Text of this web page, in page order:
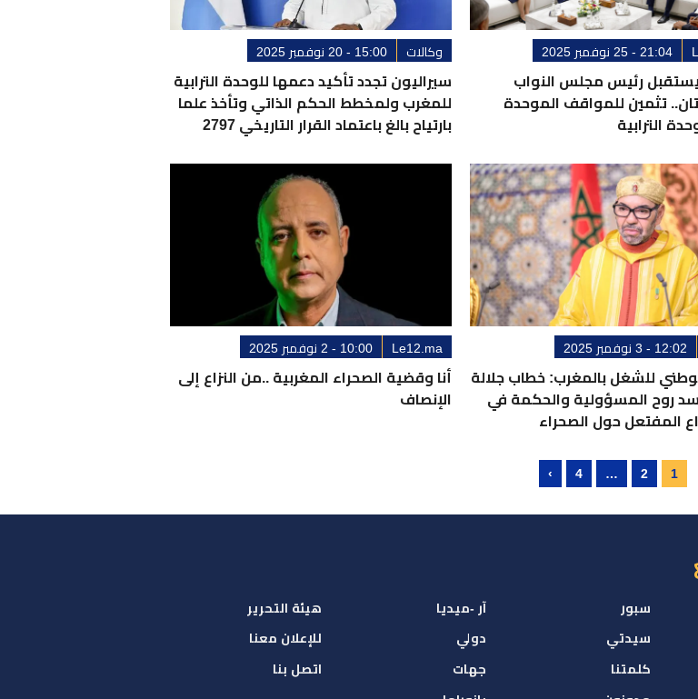
21:04 - 25 نوفمبر 2025
رئيس مجلس النواب
تثمين للمواقف الموحدة
الترابية
وكالات 15:00 - 20 نوفمبر 2025
سيراليون تجدد تأكيد دعمها للوحدة الترابية
للمغرب ولمخطط الحكم الذاتي وتأخذ علما
بارتياح بالغ باعتماد القرار التاريخي 2797
12:02 - 3 نوفمبر 2025
الوطني للشغل بالمغرب: خطاب جلالة
روح المسؤولية والحكمة في
المفتعل حول الصحراء
Le12.ma 10:00 - 2 نوفمبر 2025
أنا وقضية الصحراء المغربية ..من النزاع إلى
الإنصاف
1
2
…
4
سبور
سيدتي
كلمتنا
آر -ميديا
دولي
جهات
هيئة التحرير
للإعلان معنا
اتصل بنا